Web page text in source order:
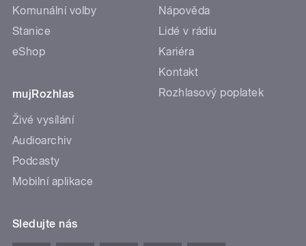
Komunální volby
Stanice
eShop
mujRozhlas
Živé vysílání
Audioarchiv
Podcasty
Mobilní aplikace
Nápověda
Lidé v rádiu
Kariéra
Kontakt
Rozhlasový poplatek
Sledujte nás